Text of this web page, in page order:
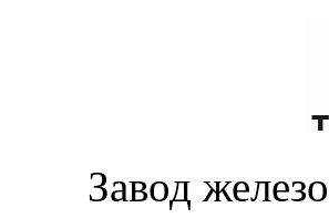
Завод